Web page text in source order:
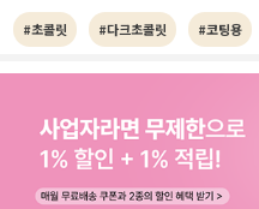
#초콜릿 #다크초콜릿 #코팅용